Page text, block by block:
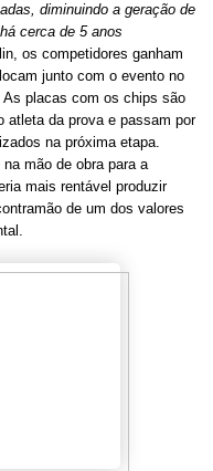
diminuindo a geração de
cerca de 5 anos
os competidores ganham
junto com o evento no
placas com os chips são
atleta da prova e passam por
na próxima etapa.
mão de obra para a
mais rentável produzir
de um dos valores